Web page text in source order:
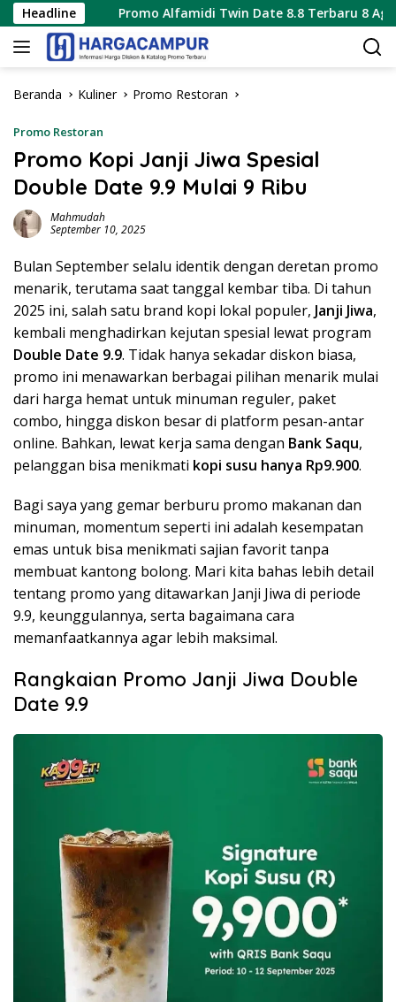
Langsung
ke
konten
Headline
Promo Alfamidi Twin Date 8.8 Terbaru 8 Agustus 2026
Beranda Kuliner Promo Restoran
Promo Restoran
Promo Kopi Janji Jiwa Spesial
Double Date 9.9 Mulai 9 Ribu
Mahmudah
September 10, 2025
Bulan September selalu identik dengan deretan promo
menarik, terutama saat tanggal kembar tiba. Di tahun
2025 ini, salah satu brand kopi lokal populer, Janji Jiwa,
kembali menghadirkan kejutan spesial lewat program
Double Date 9.9. Tidak hanya sekadar diskon biasa,
promo ini menawarkan berbagai pilihan menarik mulai
dari harga hemat untuk minuman reguler, paket
combo, hingga diskon besar di platform pesan-antar
online. Bahkan, lewat kerja sama dengan Bank Saqu,
pelanggan bisa menikmati kopi susu hanya Rp9.900.
Bagi saya yang gemar berburu promo makanan dan
minuman, momentum seperti ini adalah kesempatan
emas untuk bisa menikmati sajian favorit tanpa
membuat kantong bolong. Mari kita bahas lebih detail
tentang promo yang ditawarkan Janji Jiwa di periode
9.9, keunggulannya, serta bagaimana cara
memanfaatkannya agar lebih maksimal.
Rangkaian Promo Janji Jiwa Double
Date 9.9